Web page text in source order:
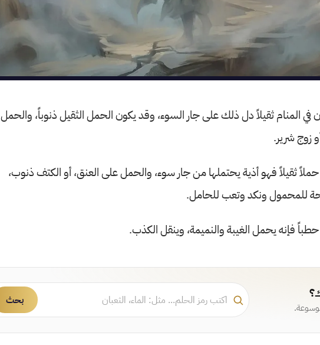
في المنام ثقيلاً دل ذلك على جار السوء، وقد يكون الحمل الثقيل ذنوباً، والحمل
زوج شرير.
ثقيلاً فهو أذية يحتملها من جار سوء، والحمل على العنق، أو الكتف ذنوب،
للمحمول ونكد وتعب للحامل.
فإنه يحمل الغيبة والنميمة، وينقل الكذب.
بحث